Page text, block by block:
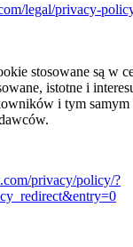
legal/privacy-
stosowane są w
istotne i
i tym samym
privacy/policy/?